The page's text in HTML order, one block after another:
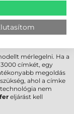
logisztikában
feladatokra,
ahol a 167,4
bírja a poros,
mérlegelni. Ha a
címkét, egy
megoldás
ahol a címke
nem
eljárást kell